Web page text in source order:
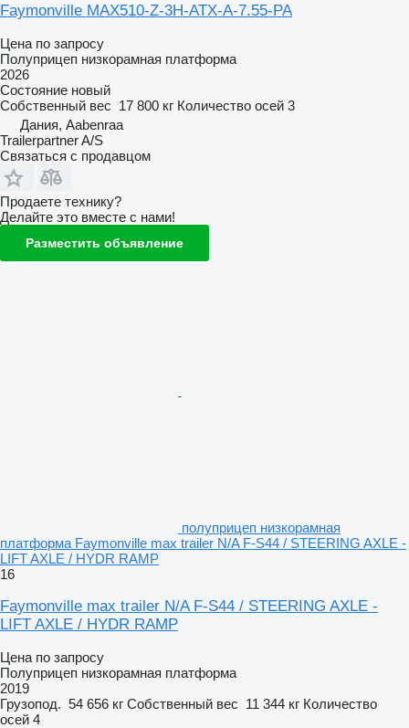
Faymonville MAX510-Z-3H-ATX-A-7.55-PA
Цена по запросу
Полуприцеп низкорамная платформа
2026
Состояние новый
Собственный вес 17 800 кг Количество осей 3
Дания, Aabenraa
Trailerpartner A/S
Связаться с продавцом
Продаете технику?
Делайте это вместе с нами!
Разместить объявление
полуприцеп низкорамная
платформа Faymonville max trailer N/A F-S44 / STEERING AXLE -
LIFT AXLE / HYDR RAMP
16
Faymonville max trailer N/A F-S44 / STEERING AXLE -
LIFT AXLE / HYDR RAMP
Цена по запросу
Полуприцеп низкорамная платформа
2019
Грузопод. 54 656 кг Собственный вес 11 344 кг Количество
осей 4